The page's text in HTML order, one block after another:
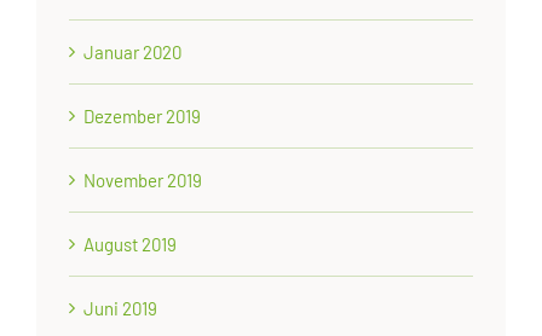
Januar 2020
Dezember 2019
November 2019
August 2019
Juni 2019